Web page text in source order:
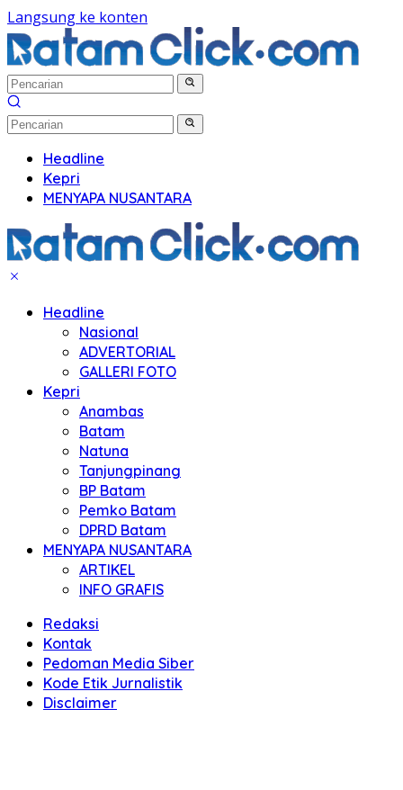
Langsung ke konten
Headline
Kepri
MENYAPA NUSANTARA
Headline
Nasional
ADVERTORIAL
GALLERI FOTO
Kepri
Anambas
Batam
Natuna
Tanjungpinang
BP Batam
Pemko Batam
DPRD Batam
MENYAPA NUSANTARA
ARTIKEL
INFO GRAFIS
Redaksi
Kontak
Pedoman Media Siber
Kode Etik Jurnalistik
Disclaimer